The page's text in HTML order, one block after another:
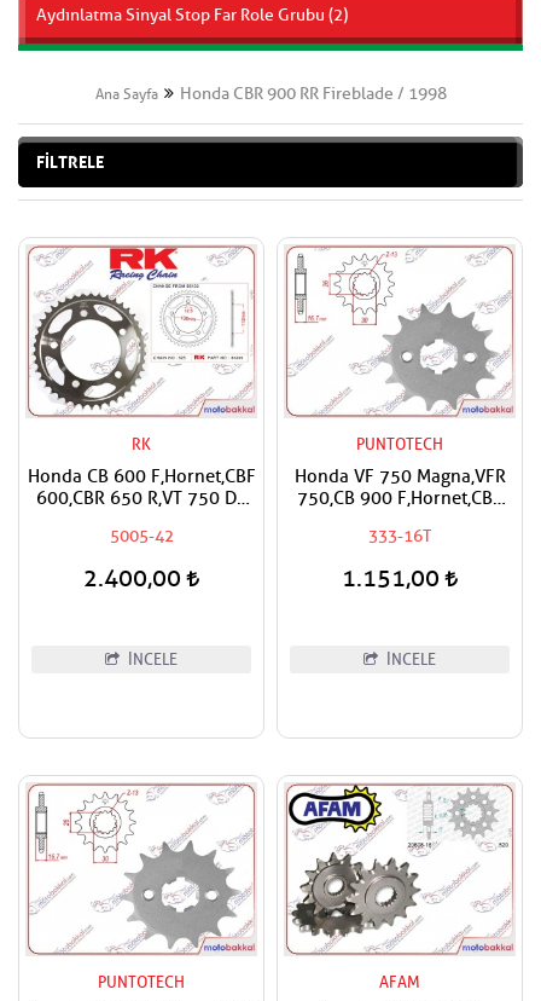
Aydınlatma Sinyal Stop Far Role Grubu (2)
Ana Sayfa Honda CBR 900 RR Fireblade / 1998
FİLTRELE
RK
Honda CB 600 F,Hornet,CBF
600,CBR 650 R,VT 750 DC
Rebel,CBR 900 RR Fireblad
Uyumlu RK Çelik Arka Dişli
5005-42
2.400,00
İNCELE
PUNTOTECH
Honda VF 750 Magna,VFR
750,CB 900 F,Hornet,CBR
1000,CBR
1000,Fire Storm Uyumlu
333-16T
1.151,00
İNCELE
PUNTOTECH AFAM